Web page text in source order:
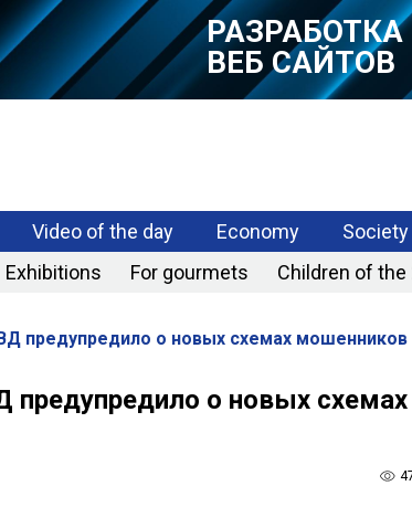
РАЗРАБОТКА
МОБИЛЬНЫХ
ПРИЛОЖЕНИЙ
Video of the day Economy Society
Exhibitions For gourmets Children of
предупредило о новых схемах мошенников
о новых схемах